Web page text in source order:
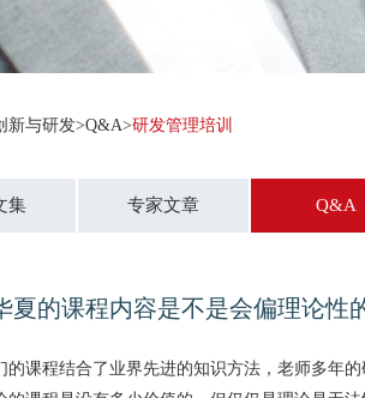
新与研发>Q&A>研发管理培训
集 专家文章 Q&A
夏的课程内容是不是会偏理论性
程结合了业界先进的知识方法，老师多年的